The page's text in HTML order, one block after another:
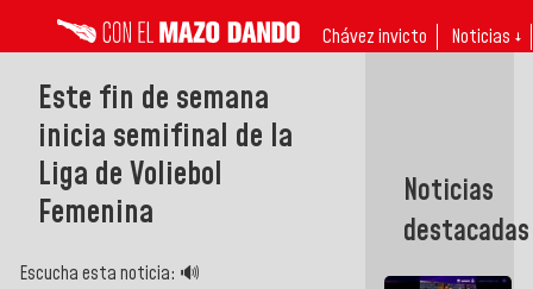
Chávez invicto Noticias ↓
Este fin de semana
inicia semifinal de la
Liga de Voliebol
Femenina
Escucha esta noticia: 🔊
Noticias
destacadas